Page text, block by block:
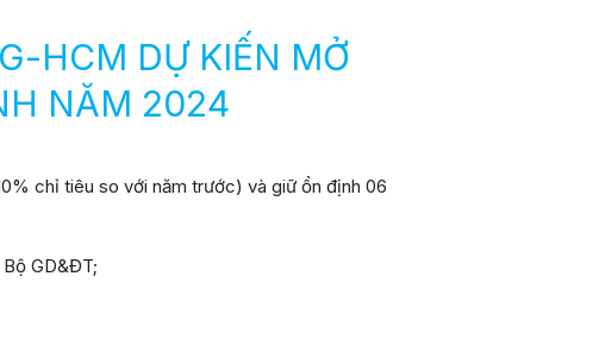
HCM DỰ KIẾN MỞ
NĂM 2024
chỉ tiêu so với năm trước) và giữ ổn định 06
GD&ĐT;